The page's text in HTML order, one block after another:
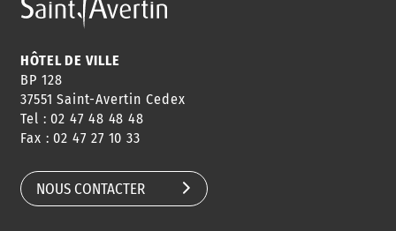
ANNUAIRE
HORAIRES
CONSEILS
DE QUARTIER
HÔTEL DE VILLE
BP 128
37551 Saint-Avertin Cedex
Tel : 02 47 48 48 48
Fax : 02 47 27 10 33
NOUS CONTACTER